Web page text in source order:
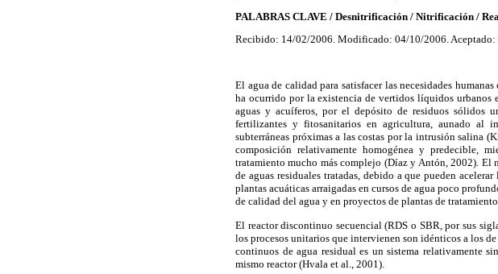
PALABRAS CLAVE / Desnitrificación / Nitrificación /
Recibido: 14/02/2006. Modificado: 04/10/2006.
El agua de calidad para satisfacer las necesidades
ha ocurrido por la existencia de vertidos líquidos urbanos
aguas y acuíferos, por el depósito de residuos sólidos
fertilizantes y fitosanitarios en agricultura, aunado al
subterráneas próximas a las costas por la intrusión salina
composición relativamente homogénea y predecible,
tratamiento mucho más complejo (Díaz y Antón, 2002).
de aguas residuales tratadas, debido a que pueden
plantas acuáticas arraigadas en cursos de agua poco
de calidad del agua y en proyectos de plantas de
El reactor discontinuo secuencial (RDS o SBR, por sus
los procesos unitarios que intervienen son idénticos a los
continuos de agua residual es un sistema relativamente
mismo reactor (Hvala et al., 2001).